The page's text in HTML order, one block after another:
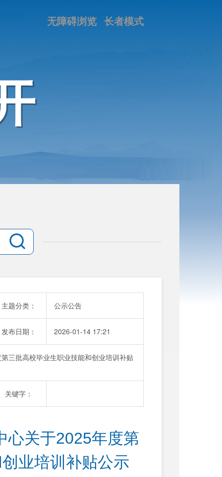
长者模式
无障碍浏览
主题分类： 公示公告
发布日期： 2026-01-14 17:21
三批高校毕业生职业技能和创业培训补贴
关键字：
心关于2025年度第
业培训补贴公示